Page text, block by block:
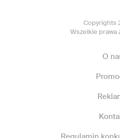
Copyrights
Wszelkie prawa
O